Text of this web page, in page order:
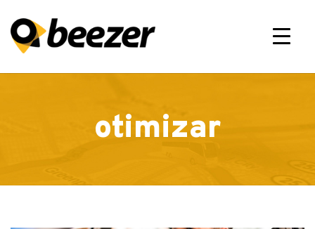
otimizar